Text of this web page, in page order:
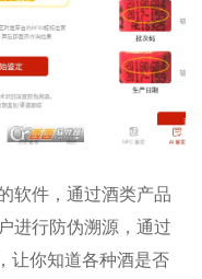
软件，通过酒类产品
进行防伪溯源，通过
让你知道各种酒是否